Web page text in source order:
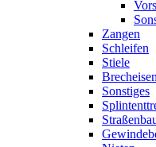
Zangen
Schleifen
Stiele
Sonstiges